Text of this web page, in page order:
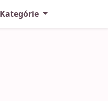
Kategórie